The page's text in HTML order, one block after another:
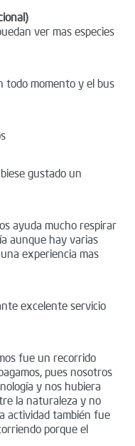
ver mas especies
todo momento y el bus
gustado un
ayuda mucho respirar
aunque hay varias
experiencia mas
excelente servicio
fue un recorrido
pues nosotros
y nos hubiera
la naturaleza y no
actividad también fue
porque el